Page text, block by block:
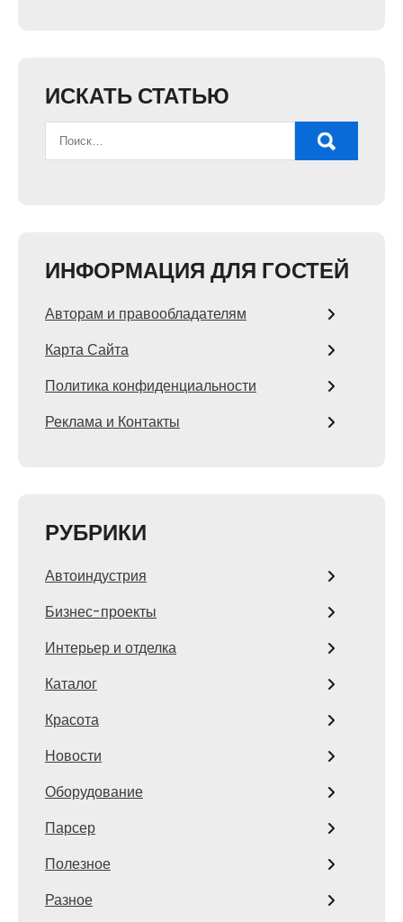
ИСКАТЬ СТАТЬЮ
ИНФОРМАЦИЯ ДЛЯ ГОСТЕЙ
Авторам и правообладателям
Карта Сайта
Политика конфиденциальности
Реклама и Контакты
РУБРИКИ
Автоиндустрия
Бизнес-проекты
Интерьер и отделка
Каталог
Красота
Новости
Оборудование
Парсер
Полезное
Разное